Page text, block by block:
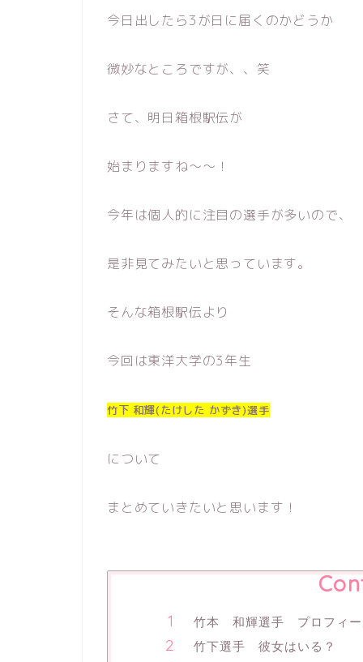
今日出したら3が日に届くのかどうか
微妙なところですが、、笑
さて、明日箱根駅伝が
始まりますね〜〜！
今年は個人的に注目の選手が多いので、
是非見てみたいと思っています。
そんな箱根駅伝より
今回は東洋大学の3年生
竹下 和輝(たけした かずき)選手
について
まとめていきたいと思います！
竹本 和輝選手 プロフィ
竹下選手 彼女はいる？